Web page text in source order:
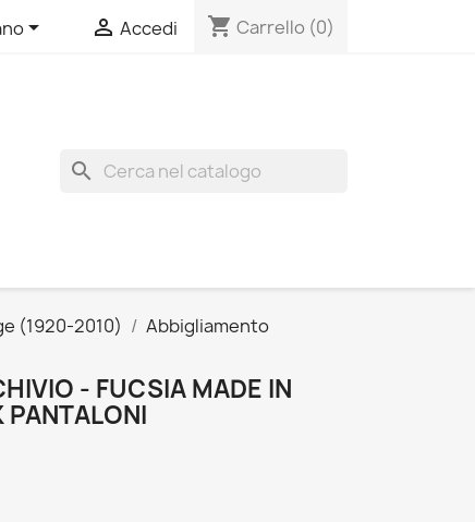
  Accedi shopping_cart Carrello (0)
search
(1920-2010)
Abbigliamento
- FUCSIA MADE IN
PANTALONI